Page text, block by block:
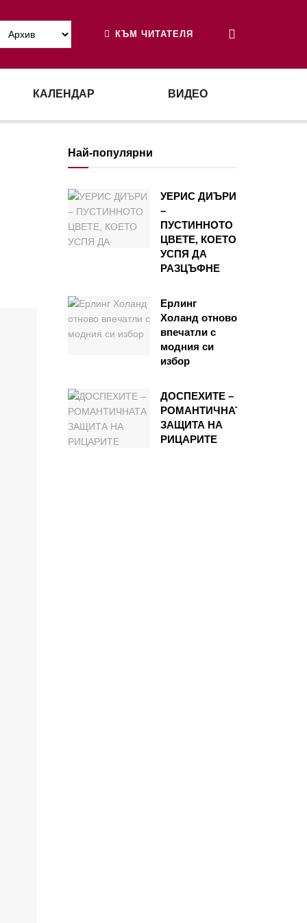
КЪМ ЧИТАТЕЛЯ
КАЛЕНДАР ВИДЕО
Най-популярни
УЕРИС ДИЪРИ
–
ПУСТИННОТО
ЦВЕТЕ, КОЕТО
УСПЯ ДА
РАЗЦЪФНЕ
Ерлинг
Холанд отново
впечатли с
модния си
избор
ДОСПЕХИТЕ –
РОМАНТИЧНАТА
ЗАЩИТА НА
РИЦАРИТЕ